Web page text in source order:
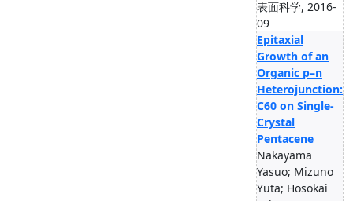
表面科学, 2016-
09
Epitaxial
Growth of an
Organic p–n
Heterojunction:
C60 on Single-
Crystal
Pentacene
Nakayama
Yasuo; Mizuno
Yuta; Hosokai